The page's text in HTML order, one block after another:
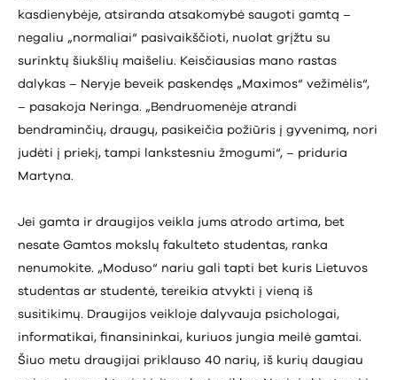
kasdienybėje, atsiranda atsakomybė saugoti gamtą –
negaliu „normaliai“ pasivaikščioti, nuolat grįžtu su
surinktų šiukšlių maišeliu. Keisčiausias mano rastas
dalykas – Neryje beveik paskendęs „Maximos“ vežimėlis“,
– pasakoja Neringa. „Bendruomenėje atrandi
bendraminčių, draugų, pasikeičia požiūris į gyvenimą, nori
judėti į priekį, tampi lankstesniu žmogumi“, – priduria
Martyna.
Jei gamta ir draugijos veikla jums atrodo artima, bet
nesate Gamtos mokslų fakulteto studentas, ranka
nenumokite. „Moduso“ nariu gali tapti bet kuris Lietuvos
studentas ar studentė, tereikia atvykti į vieną iš
susitikimų. Draugijos veikloje dalyvauja psichologai,
informatikai, finansininkai, kuriuos jungia meilė gamtai.
Šiuo metu draugijai priklauso 40 narių, iš kurių daugiau